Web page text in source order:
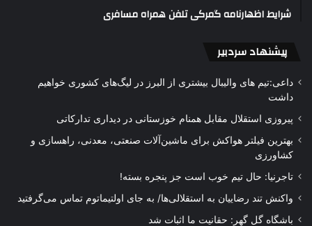
شرایط اظهارنامه گمرکی تلفن همراه مسافری
پیشنهاد سردبیر
داعی:تیم های والیبال بیشتری از البرز در لیگ‌های کشوری خواهیم
داشت
پیروزی استقلال مقابل همنام خوزستانی در دیداری تدارکاتی
بهترین فیلتر هواکش برای ماشین‌آلات صنعتی، معدنی، راهسازی و
کشاورزی
تاجرنیا: حال تیم خوب است جز پنجره بسته!
واکنش تند رضاییان به استقلالی‌ها/ به جای اولتیماتوم تماس می‌گرفتید
باشگاه گل گهر: حقانیت ما اثبات شد